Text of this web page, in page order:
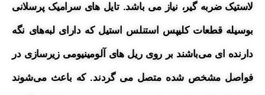
لاستیک ضربه گیر، نیاز می باشد. تایل های سرامیک پرسلانی
بوسیله قطعات کلیپس استنلس استیل که دارای لبه‌های نگه
دارنده ای می‌باشند بر روی ریل های آلومینیومی زیرسازی در
فواصل مشخص شده متصل می گردند. که باعث می‌شوند